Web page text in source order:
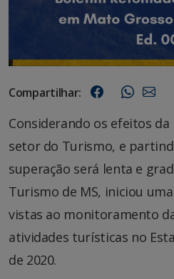
Compartilhar:
Considerando os efeitos
setor do Turismo, e
superação será lenta e
Turismo de MS, iniciou
vistas ao monitoramento
atividades turísticas no
de 2020.